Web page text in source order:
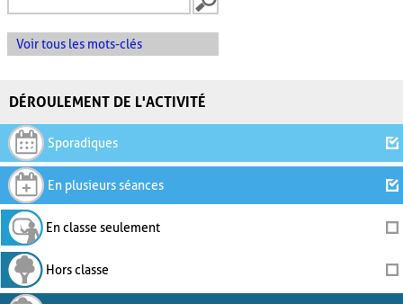
Voir tous les mots-clés
DÉROULEMENT DE L'ACTIVITÉ
Sporadiques
En plusieurs séances
En classe seulement
Hors classe